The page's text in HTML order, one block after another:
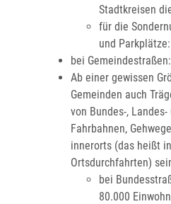
Stadtkreisen
für die
und
bei
Ab einer gewissen
Gemeinden auch
von Bundes-,
Fahrbahnen,
innerorts (das heißt
Ortsdurchfahrten)
bei
80.000